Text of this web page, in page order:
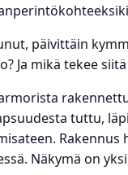
päivittäin
Ja mikä tekee
tuttu,
Näkymä on